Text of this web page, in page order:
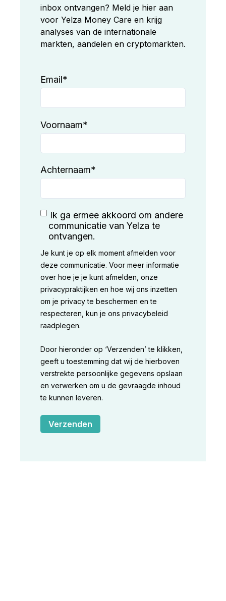
inbox ontvangen? Meld je hier aan
voor Yelza Money Care en krijg
analyses van de internationale
markten, aandelen en cryptomarkten.
Email*
Voornaam*
Achternaam*
Ik ga ermee akkoord om andere
communicatie van Yelza te
ontvangen.
Je kunt je op elk moment afmelden voor
deze communicatie. Voor meer informatie
over hoe je je kunt afmelden, onze
privacypraktijken en hoe wij ons inzetten
om je privacy te beschermen en te
respecteren, kun je ons privacybeleid
raadplegen.
Door hieronder op ‘Verzenden’ te klikken,
geeft u toestemming dat wij de hierboven
verstrekte persoonlijke gegevens opslaan
en verwerken om u de gevraagde inhoud
te kunnen leveren.